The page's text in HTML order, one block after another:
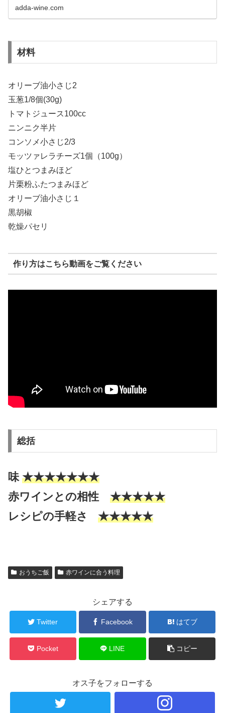
adda-wine.com
材料
オリーブ油小さじ2
玉葱1/8個(30g)
トマトジュース100cc
ニンニク半片
コンソメ小さじ2/3
モッツァレラチーズ1個（100g）
塩ひとつまみほど
片栗粉ふたつまみほど
オリーブ油小さじ１
黒胡椒
乾燥パセリ
作り方はこちら動画をご覧ください
総括
味 ★★★★★★★
赤ワインとの相性 ★★★★★
レシピの手軽さ
★★★★★
おうちご飯 赤ワインに合う料理
シェアする
Twitter Facebook はてブ
Pocket LINE コピー
オス子をフォローする